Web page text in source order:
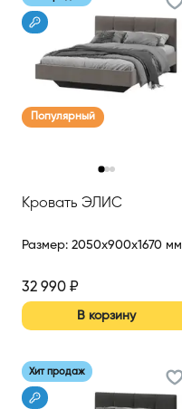
Популярный
Кровать ЭЛИС
Размер: 2050x900x1670 мм
32 990 ₽
В корзину
Хит продаж